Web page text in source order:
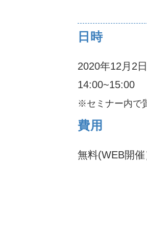
日時
2020年12月2日
14:00~15:00
※セミナー内で
費用
無料(WEB開催